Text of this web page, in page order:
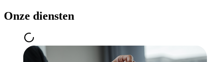
Onze diensten